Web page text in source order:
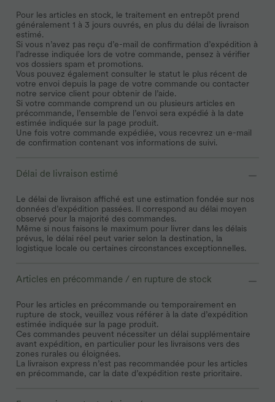
Pour les articles en stock, le traitement en entrepôt prend
généralement 1 à 3 jours ouvrés, en plus du délai de livraison
estimé.
Si vous n’avez pas reçu d’e-mail de confirmation d’expédition à
l’adresse indiquée lors de votre commande, pensez à vérifier
vos dossiers spam et promotions.
Vous pouvez également consulter le statut le plus récent de
votre envoi depuis la page de votre commande ou contacter
notre service client pour obtenir de l’aide.
Si votre commande comprend un ou plusieurs articles en
précommande, l’ensemble de l’envoi sera expédié à la date
estimée indiquée sur la page produit.
Une fois votre commande expédiée, vous recevrez un e-mail
de confirmation contenant vos informations de suivi.
Délai de livraison estimé
Le délai de livraison affiché est une estimation fondée sur nos
données d’expédition passées. Il correspond au délai moyen
observé pour la majorité des commandes.
Même si nous faisons le maximum pour livrer dans les délais
prévus, le délai réel peut varier selon la destination, la
logistique locale ou certaines circonstances exceptionnelles.
Articles en précommande / en rupture de stock
Pour les articles en précommande ou temporairement en
rupture de stock, veuillez vous référer à la date d’expédition
estimée indiquée sur la page produit.
Ces commandes peuvent nécessiter un délai supplémentaire
avant expédition, en particulier pour les livraisons vers des
zones rurales ou éloignées.
La livraison express n’est pas recommandée pour les articles
en précommande, car la date d’expédition reste prioritaire.